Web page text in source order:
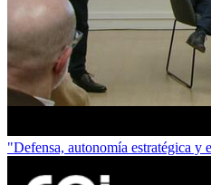
"Defensa, autonomía estratégica y